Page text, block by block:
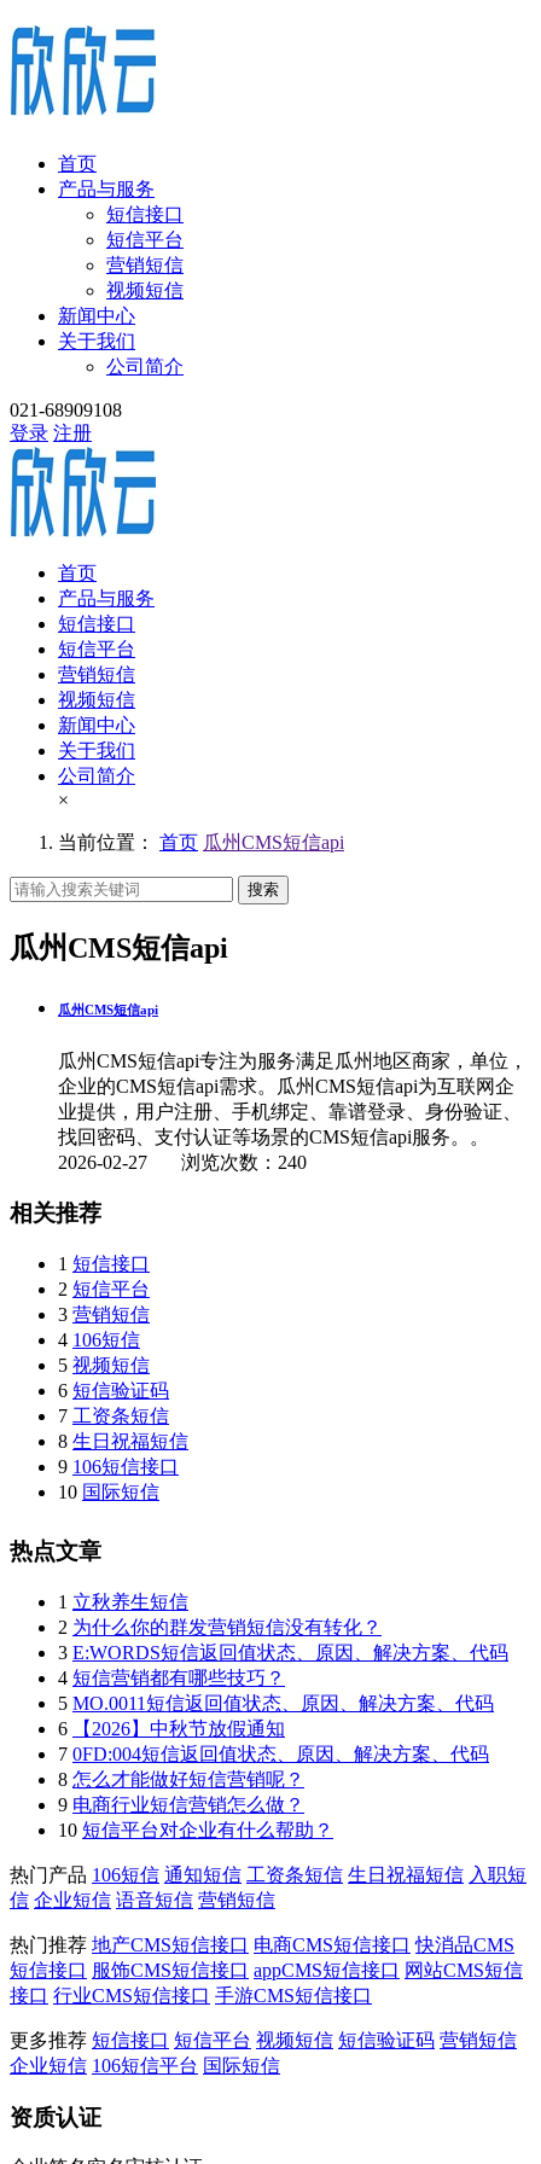
首页
产品与服务
短信接口
短信平台
营销短信
视频短信
新闻中心
关于我们
公司简介
021-68909108
登录 注册
首页
产品与服务
短信接口
短信平台
营销短信
视频短信
新闻中心
关于我们
公司简介
×
当前位置： 首页 瓜州CMS短信api
搜索
瓜州CMS短信api
瓜州CMS短信api
瓜州CMS短信api专注为服务满足瓜州地区商家，单位，
企业的CMS短信api需求。瓜州CMS短信api为互联网企
业提供，用户注册、手机绑定、靠谱登录、身份验证、
找回密码、支付认证等场景的CMS短信api服务。。
2026-02-27 浏览次数：240
相关推荐
1 短信接口
2 短信平台
3 营销短信
4 106短信
5 视频短信
6 短信验证码
7 工资条短信
8 生日祝福短信
9 106短信接口
10 国际短信
热点文章
1 立秋养生短信
2 为什么你的群发营销短信没有转化？
3 E:WORDS短信返回值状态、原因、解决方案、代码
4 短信营销都有哪些技巧？
5 MO.0011短信返回值状态、原因、解决方案、代码
6
【2026】中秋节放假通知
7 0FD:004短信返回值状态、原因、解决方案、代码
8 怎么才能做好短信营销呢？
9 电商行业短信营销怎么做？
10 短信平台对企业有什么帮助？
热门产品 106短信 通知短信 工资条短信 生日祝福短信 入职短
信 企业短信 语音短信 营销短信
热门推荐 地产CMS短信接口 电商CMS短信接口 快消品CMS
短信接口 服饰CMS短信接口 appCMS短信接口 网站CMS短信
接口 行业CMS短信接口 手游CMS短信接口
更多推荐 短信接口 短信平台 视频短信 短信验证码 营销短信
企业短信 106短信平台 国际短信
资质认证